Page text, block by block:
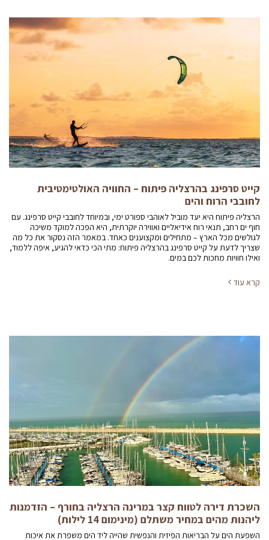
קייט סרפינג בהרצליה פיתוח – החוויה האולטימטיבית
לחובבי הרוח והים
הרצליה פיתוח היא יעד מוביל לאוהבי ספורט ימי, ובמיוחד לחובבי קייט סרפינג. עם
חוף ים רחב, תנאי רוח אידיאליים ואווירה יוקרתית, היא הפכה למוקד משיכה
לגולשים מכל הארץ – מתחילים ומקצוענים כאחד. במאמר הזה נסקור את כל מה
שצריך לדעת על קייט סרפינג בהרצליה פיתוח: מתי הכי כדאי להגיע, איפה ללמוד,
ואילו חוויות מחכות לכם במים.
קרא עוד
השכרת דירה לטווח קצר במרינה הרצליה בחורף – הזדמנות
ליהנות מהים במחיר משתלם (מינימום 14 לילות)
השפעת הים על הבריאות הפיזית והנפשית שהייה ליד הים משפרת את איכות